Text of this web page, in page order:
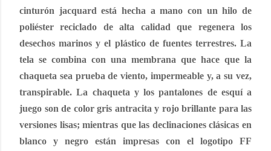
cinturón jacquard está hecha a mano con un hilo de
poliéster reciclado de alta calidad que regenera los
desechos marinos y el plástico de fuentes terrestres. La
tela se combina con una membrana que hace que la
chaqueta sea prueba de viento, impermeable y, a su vez,
transpirable. La chaqueta y los pantalones de esquí a
juego son de color gris antracita y rojo brillante para las
versiones lisas; mientras que las declinaciones clásicas en
blanco y negro están impresas con el logotipo FF